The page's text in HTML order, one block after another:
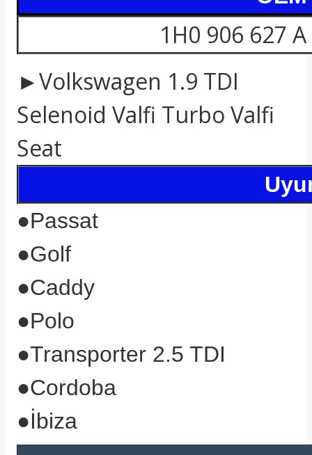
1H0 906 627
►Volkswagen 1.9 TDI
Selenoid Valfi Turbo Valfi
Seat
●Passat
●Golf
●Caddy
●Polo
●Transporter 2.5 TDI
●Cordoba
●İbiza